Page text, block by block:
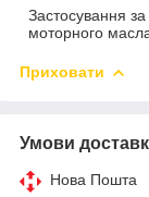
Застосування
моторного
Приховати
Умови
Нова Пошта